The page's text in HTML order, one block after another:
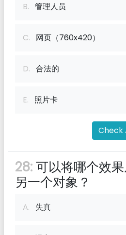
B. 管理人员
C. 网页（760x420）
D. 合法的
E. 照片卡
Check
28:可以将哪个效
另一个对象？
A. 失真